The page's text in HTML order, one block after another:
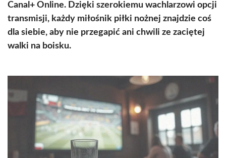
Canal+ Online. Dzięki szerokiemu wachlarzowi opcji
transmisji, każdy miłośnik piłki nożnej znajdzie coś
dla siebie, aby nie przegapić ani chwili ze zaciętej
walki na boisku.